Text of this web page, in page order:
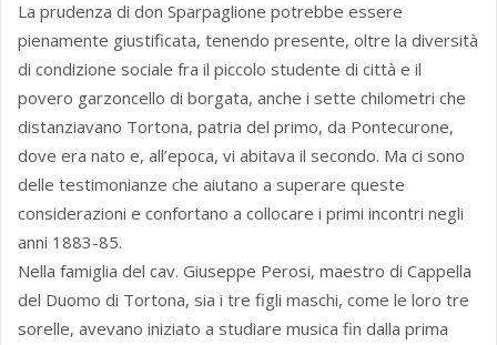
La prudenza di don Sparpaglione potrebbe essere
pienamente giustificata, tenendo presente, oltre la diversità
di condizione sociale fra il piccolo studente di città e il
povero garzoncello di borgata, anche i sette chilometri che
distanziavano Tortona, patria del primo, da Pontecurone,
dove era nato e, all’epoca, vi abitava il secondo. Ma ci sono
delle testimonianze che aiutano a superare queste
considerazioni e confortano a collocare i primi incontri negli
anni 1883-85.
Nella famiglia del cav. Giuseppe Perosi, maestro di Cappella
del Duomo di Tortona, sia i tre figli maschi, come le loro tre
sorelle, avevano iniziato a studiare musica fin dalla prima